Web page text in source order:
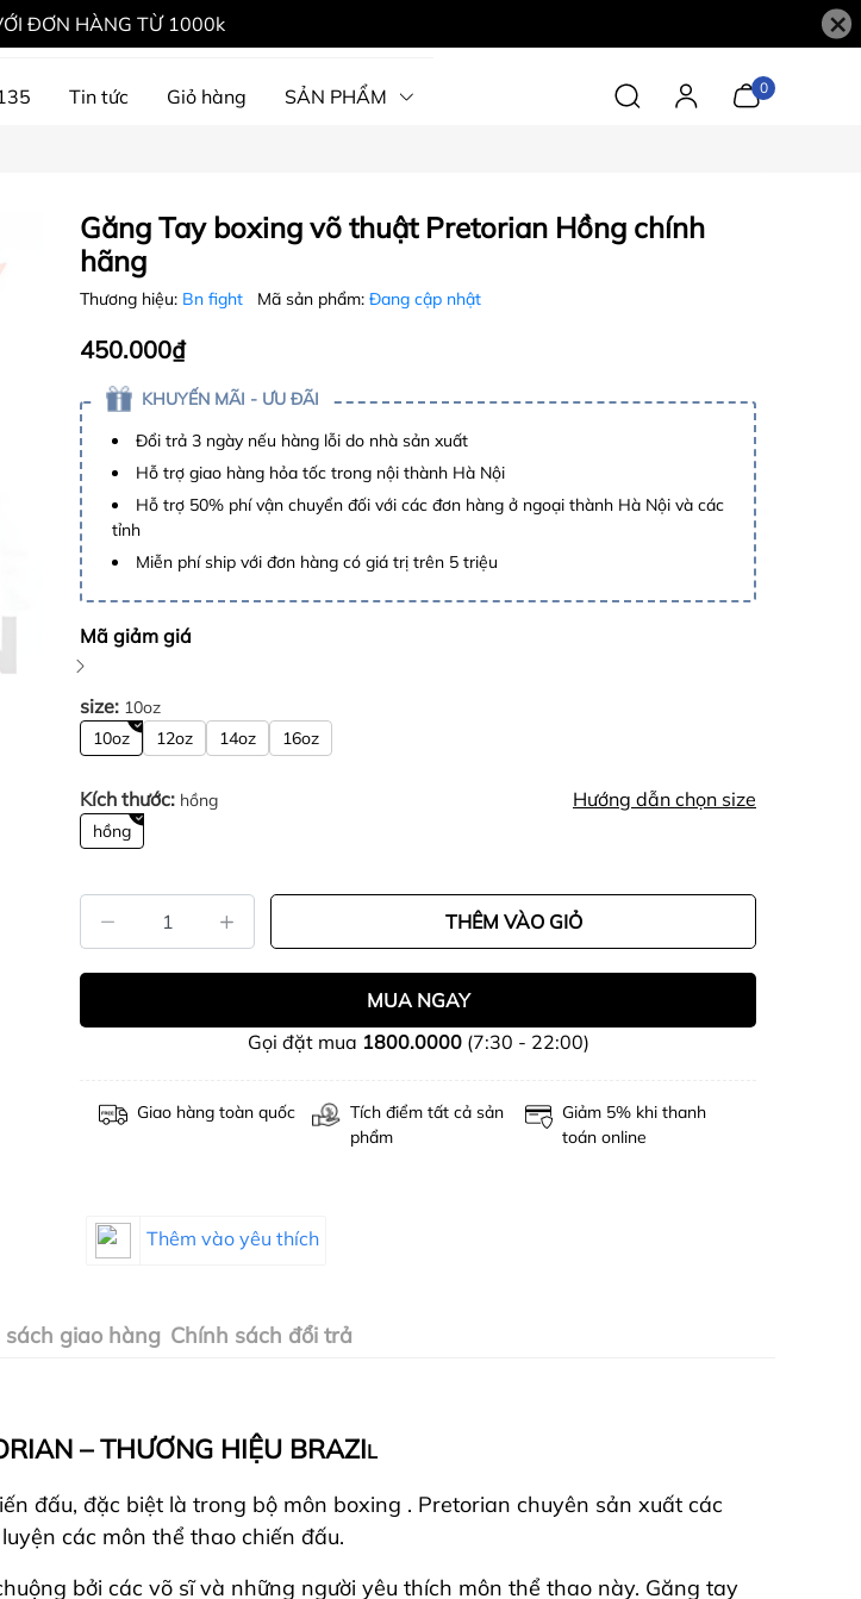
ĐƠN HÀNG TỪ 1000k ×
Tin tức Giỏ hàng SẢN PHẨM 0
Găng Tay boxing võ thuật Pretorian Hồng chính
hãng
Thương hiệu: Bn fight Mã sản phẩm: Đang cập nhật
450.000₫
KHUYẾN MÃI - ƯU ĐÃI
Đổi trả 3 ngày nếu hàng lỗi do nhà sản xuất
Hỗ trợ giao hàng hỏa tốc trong nội thành Hà Nội
Hỗ trợ 50% phí vận chuyển đối với các đơn hàng ở ngoại thành Hà Nội và các
tỉnh
Miễn phí ship với đơn hàng có giá trị trên 5 triệu
Mã giảm giá
size: 10oz
10oz
12oz 14oz 16oz
Kích thước: hồng Hướng dẫn chọn size
hồng
THÊM VÀO GIỎ
MUA NGAY
Gọi đặt mua 1800.0000(7:30 - 22:00)
Giao hàng toàn quốc
Tích điểm tất cả sản
phẩm
Giảm 5% khi thanh
toán online
Thêm vào yêu thích
sách giao hàng Chính sách đổi trả
– THƯƠNG HIỆU BRAZIL
đấu, đặc biệt là trong bộ môn boxing . Pretorian chuyên sản xuất các
các môn thể thao chiến đấu.
bởi các võ sĩ và những người yêu thích môn thể thao này. Găng tay